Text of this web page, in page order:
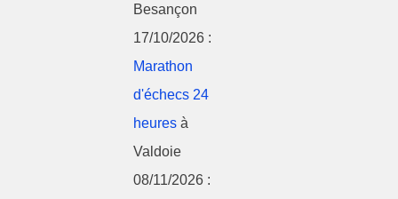
Besançon
17/10/2026 :
Marathon
d'échecs 24
heures à
Valdoie
08/11/2026 :